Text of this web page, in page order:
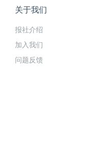
关于我们
报社介绍
加入我们
问题反馈